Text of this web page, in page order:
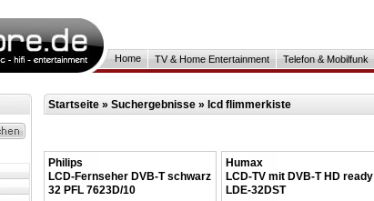
Home TV & Home Entertainment Telefon & Mobilfunk
Startseite » Suchergebnisse » lcd flimmerkiste
Philips
LCD-Fernseher DVB-T schwarz
32 PFL 7623D/10
Humax
LCD-TV mit DVB-T HD ready
LDE-32DST